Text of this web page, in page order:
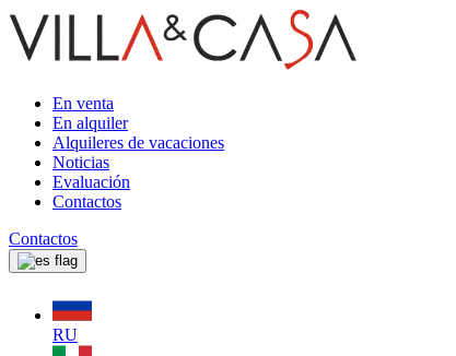
En venta
En alquiler
Alquileres de vacaciones
Noticias
Evaluación
Contactos
Contactos
RU